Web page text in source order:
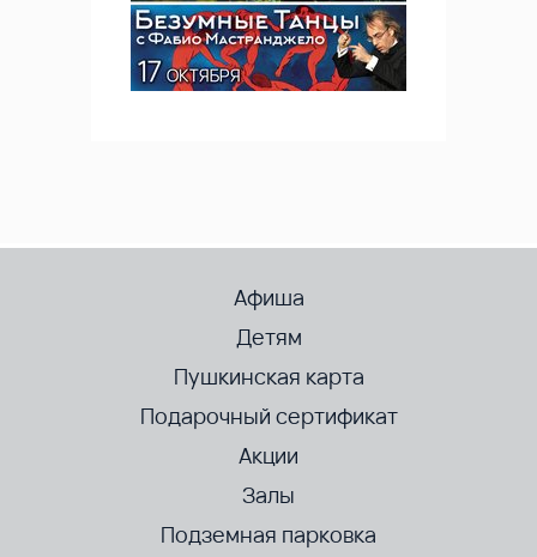
Афиша
Детям
Пушкинская карта
Подарочный сертификат
Акции
Залы
Подземная парковка